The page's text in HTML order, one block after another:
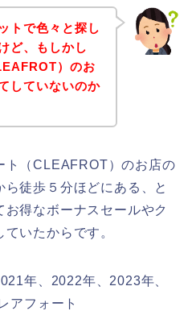
トで色々と探し
ど、もしかし
）のお
していないのか
ト（CLEAFROT）のお店の
徒歩５分ほどにある、と
得なボーナスセールやク
いたからです。
年、2022年、2023年、
アフォート